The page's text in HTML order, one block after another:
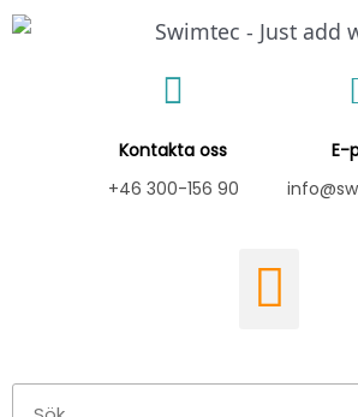
Hoppa
Kontakta oss
+46 300-156 90
E-